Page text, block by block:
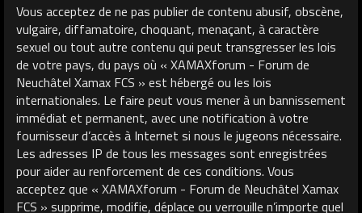
Vous acceptez de ne pas publier de contenu abusif, obscène,
vulgaire, diffamatoire, choquant, menaçant, à caractère
sexuel ou tout autre contenu qui peut transgresser les lois
de votre pays, du pays où « XAMAXforum - Forum de
Neuchâtel Xamax FCS » est hébergé ou les lois
internationales. Le faire peut vous mener à un bannissement
immédiat et permanent, avec une notification à votre
fournisseur d’accès à Internet si nous le jugeons nécessaire.
Les adresses IP de tous les messages sont enregistrées
pour aider au renforcement de ces conditions. Vous
acceptez que « XAMAXforum - Forum de Neuchâtel Xamax
FCS » supprime, modifie, déplace ou verrouille n’importe quel